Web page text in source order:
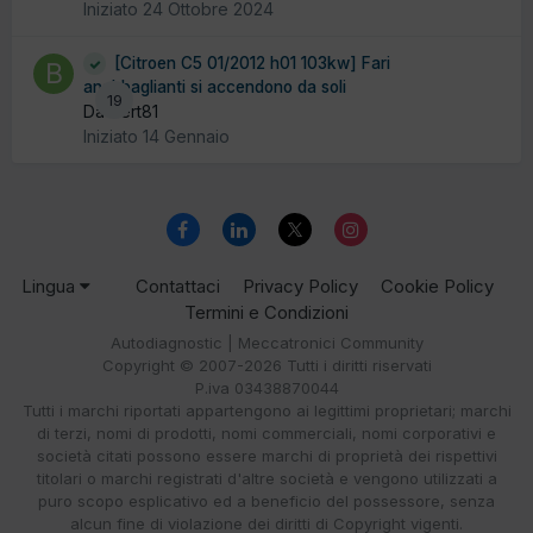
Iniziato 24 Ottobre 2024
19
[Citroen C5 01/2012 h01 103kw] Fari
anabbaglianti si accendono da soli
Da bert81
Iniziato 14 Gennaio
Lingua Contattaci Privacy Policy
Cookie Policy
Termini e Condizioni
Autodiagnostic | Meccatronici Community
Copyright © 2007-2026 Tutti i diritti riservati
P.iva 03438870044
Tutti i marchi riportati appartengono ai legittimi proprietari; marchi
di terzi, nomi di prodotti, nomi commerciali, nomi corporativi e
società citati possono essere marchi di proprietà dei rispettivi
titolari o marchi registrati d'altre società e vengono utilizzati a
puro scopo esplicativo ed a beneficio del possessore, senza
alcun fine di violazione dei diritti di Copyright vigenti.